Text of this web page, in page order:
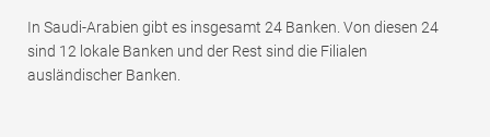
In Saudi-Arabien gibt es insgesamt 24 Banken. Von diesen 24
sind 12 lokale Banken und der Rest sind die Filialen
ausländischer Banken.